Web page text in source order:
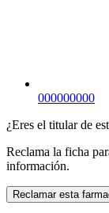
000000000
¿Eres el titular de
Reclama la ficha
información.
Reclamar esta